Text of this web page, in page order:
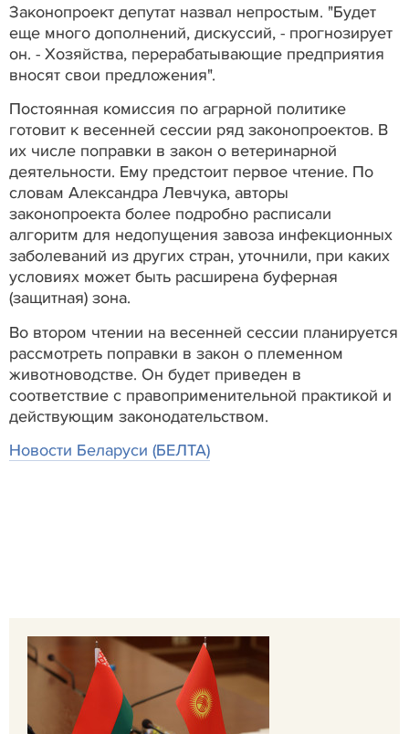
Законопроект депутат назвал непростым. "Будет
еще много дополнений, дискуссий, - прогнозирует
он. - Хозяйства, перерабатывающие предприятия
вносят свои предложения".
Постоянная комиссия по аграрной политике
готовит к весенней сессии ряд законопроектов. В
их числе поправки в закон о ветеринарной
деятельности. Ему предстоит первое чтение. По
словам Александра Левчука, авторы
законопроекта более подробно расписали
алгоритм для недопущения завоза инфекционных
заболеваний из других стран, уточнили, при каких
условиях может быть расширена буферная
(защитная) зона.
Во втором чтении на весенней сессии планируется
рассмотреть поправки в закон о племенном
животноводстве. Он будет приведен в
соответствие с правоприменительной практикой и
действующим законодательством.
Новости Беларуси (БЕЛТА)